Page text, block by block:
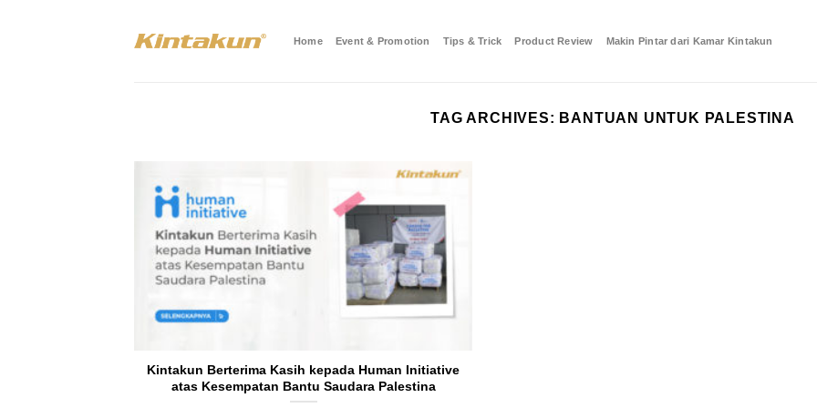
Home Event & Promotion Tips & Trick Product Review Makin Pintar dari Kamar Kintakun
TAG ARCHIVES: BANTUAN UNTUK PALESTINA
Kintakun Berterima Kasih kepada Human Initiative
atas Kesempatan Bantu Saudara Palestina